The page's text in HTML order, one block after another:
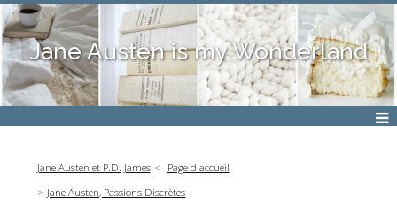
Jane Austen is my Wonderland
Jane Austen et P.D. James
Page d'accueil
Jane Austen, Passions Discrètes